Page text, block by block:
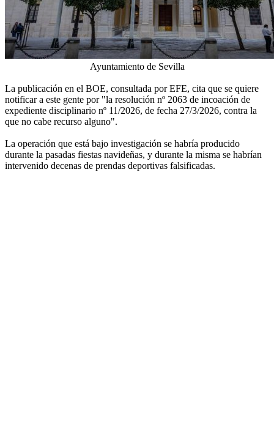
Ayuntamiento de Sevilla
La publicación en el BOE, consultada por EFE, cita que se quiere
notificar a este gente por "la resolución nº 2063 de incoación de
expediente disciplinario nº 11/2026, de fecha 27/3/2026, contra la
que no cabe recurso alguno".
La operación que está bajo investigación se habría producido
durante la pasadas fiestas navideñas, y durante la misma se habrían
intervenido decenas de prendas deportivas falsificadas.